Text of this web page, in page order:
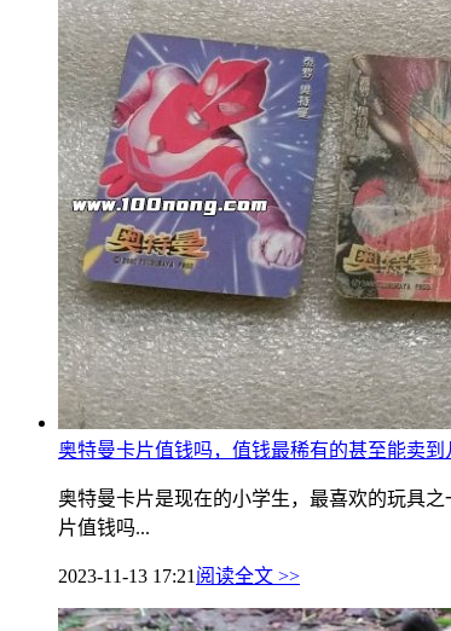
奥特曼卡片值钱吗，值钱最稀有的甚至能卖到
奥特曼卡片是现在的小学生，最喜欢的玩具
片值钱吗...
2023-11-13 17:21 阅读全文 >>